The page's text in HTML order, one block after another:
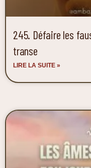
245. Défaire les
transe
LIRE LA SUITE »